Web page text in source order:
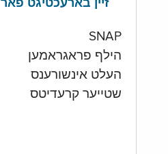
זיין בארעכטיגט פאר
SNAP
הילף פראגראמען
העלט אינשורענס
שטייער קרעדיטס